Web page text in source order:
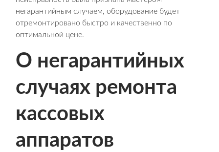
негарантийным случаем, оборудование будет
отремонтировано быстро и качественно по
оптимальной цене.
О негарантийных
случаях ремонта
кассовых
аппаратов